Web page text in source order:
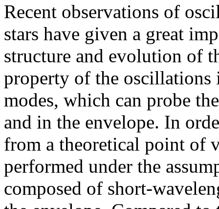
Recent observations of
stars have given a great
structure and evolution of
property of the
modes, which can probe
and in the envelope. In
from a theoretical point of
performed under the
composed of short-